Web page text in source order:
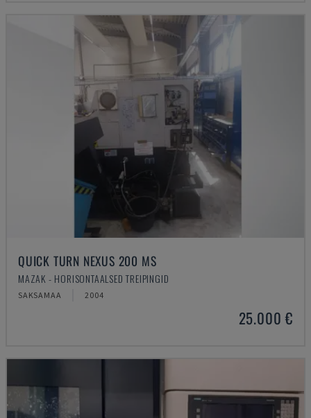
QUICK TURN NEXUS 200 MS
MAZAK - HORISONTAALSED TREIPINGID
SAKSAMAA 2004
25.000 €